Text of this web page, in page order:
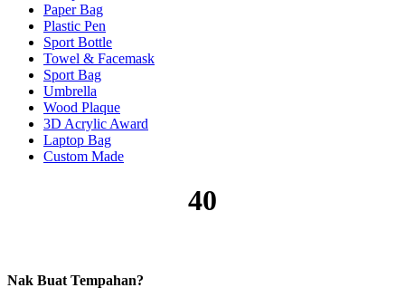
Paper Bag
Plastic Pen
Sport Bottle
Towel & Facemask
Sport Bag
Umbrella
Wood Plaque
3D Acrylic Award
Laptop Bag
Custom Made
40
Nak Buat Tempahan?